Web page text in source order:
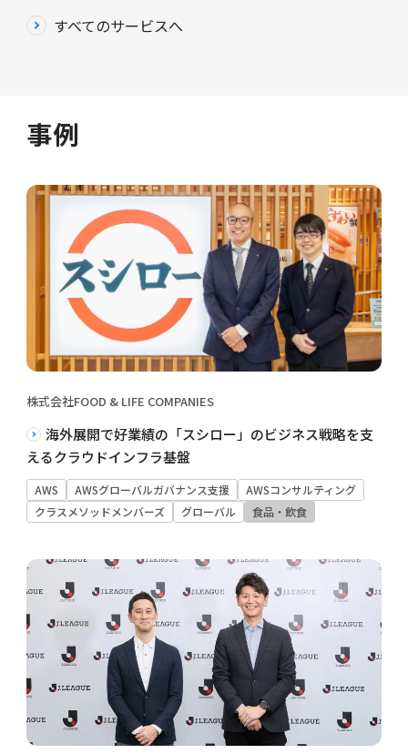
すべてのサービスへ
事例
株式会社FOOD & LIFE COMPANIES
海外展開で好業績の「スシロー」のビジネス戦略を支
えるクラウドインフラ基盤
AWS AWSグローバルガバナンス支援
AWSコンサルティング
クラスメソッドメンバーズ
グローバル 食品・飲食